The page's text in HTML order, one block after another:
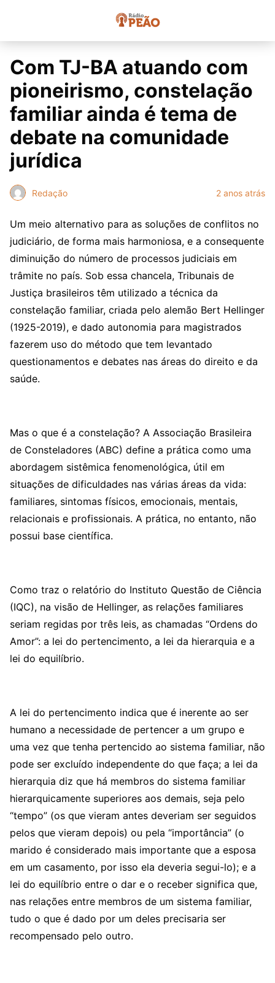
Com TJ-BA atuando com
pioneirismo, constelação
familiar ainda é tema de
debate na comunidade
jurídica
Redação 2 anos atrás
Um meio alternativo para as soluções de conflitos no
judiciário, de forma mais harmoniosa, e a consequente
diminuição do número de processos judiciais em
trâmite no país. Sob essa chancela, Tribunais de
Justiça brasileiros têm utilizado a técnica da
constelação familiar, criada pelo alemão Bert Hellinger
(1925-2019), e dado autonomia para magistrados
fazerem uso do método que tem levantado
questionamentos e debates nas áreas do direito e da
saúde.
Mas o que é a constelação? A Associação Brasileira
de Consteladores (ABC) define a prática como uma
abordagem sistêmica fenomenológica, útil em
situações de dificuldades nas várias áreas da vida:
familiares, sintomas físicos, emocionais, mentais,
relacionais e profissionais. A prática, no entanto, não
possui base científica.
Como traz o relatório do Instituto Questão de Ciência
(IQC), na visão de Hellinger, as relações familiares
seriam regidas por três leis, as chamadas “Ordens do
Amor”: a lei do pertencimento, a lei da hierarquia e a
lei do equilíbrio.
A lei do pertencimento indica que é inerente ao ser
humano a necessidade de pertencer a um grupo e
uma vez que tenha pertencido ao sistema familiar, não
pode ser excluído independente do que faça; a lei da
hierarquia diz que há membros do sistema familiar
hierarquicamente superiores aos demais, seja pelo
“tempo” (os que vieram antes deveriam ser seguidos
pelos que vieram depois) ou pela “importância” (o
marido é considerado mais importante que a esposa
em um casamento, por isso ela deveria segui-lo); e a
lei do equilíbrio entre o dar e o receber significa que,
nas relações entre membros de um sistema familiar,
tudo o que é dado por um deles precisaria ser
recompensado pelo outro.